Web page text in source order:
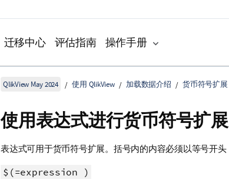
迁移中心 评估指南 操作手册
QlikView May 2024 使用 QlikView 加载数据介绍 货币符号扩展
使用表达式进行货币符号扩展
表达式可用于货币符号扩展。括号内的内容必须以等号开头
$(=expression )